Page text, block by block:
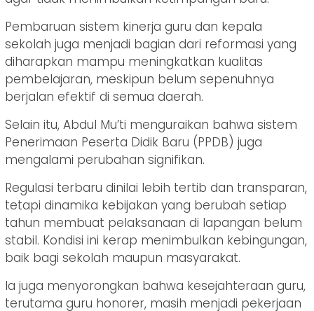
Pembaruan sistem kinerja guru dan kepala
sekolah juga menjadi bagian dari reformasi yang
diharapkan mampu meningkatkan kualitas
pembelajaran, meskipun belum sepenuhnya
berjalan efektif di semua daerah.
Selain itu, Abdul Mu’ti menguraikan bahwa sistem
Penerimaan Peserta Didik Baru (PPDB) juga
mengalami perubahan signifikan.
Regulasi terbaru dinilai lebih tertib dan transparan,
tetapi dinamika kebijakan yang berubah setiap
tahun membuat pelaksanaan di lapangan belum
stabil. Kondisi ini kerap menimbulkan kebingungan,
baik bagi sekolah maupun masyarakat.
Ia juga menyorongkan bahwa kesejahteraan guru,
terutama guru honorer, masih menjadi pekerjaan